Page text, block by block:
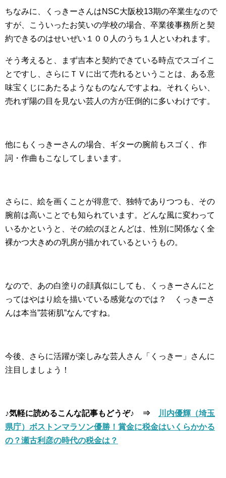
ちなみに、くっきーさんはNSC大阪校13期の卒業生なので
すが、こういったお笑いの学校の場合、卒業後事務所と契
約できるのはせいぜい１００人のうち１人といわれます。
そう考えると、まず吉本と契約できている時点でスゴイこ
とですし、さらにＴＶに出て売れるということは、ある意
味宝くじにあたるようなものなんですよね。それくらい、
売れず陽の目を見ない芸人の方が圧倒的に多いわけです。
他にもくっきーさんの場合、ギターの腕前もスゴく、作
詞・作曲もこなしてしまいます。
さらに、絵を画くことが得意で、独特でありつつも、その
腕前は高いことでも知られています。どんな風に変わって
いるかというと、その絵のほとんどは、性別に関係なく全
裸かつ大きめの乳房が描かれているというもの。
なので、あの白塗りの顔真似にしても、くっきーさんにと
ってはやはり絵を描いている感覚なのでは？ くっきーさ
んは本当”芸術肌”なんですね。
今後、さらに活躍が楽しみな芸人さん「くっきー」さんに
注目しましょう！
♪気軽に読めるこんな記事もどうぞ♪ ⇒
川内優輝（埼玉
県庁）ボストンマラソン優勝！賞金に税金はいくらかかる
の？瀬古利彦の時代の税金は？